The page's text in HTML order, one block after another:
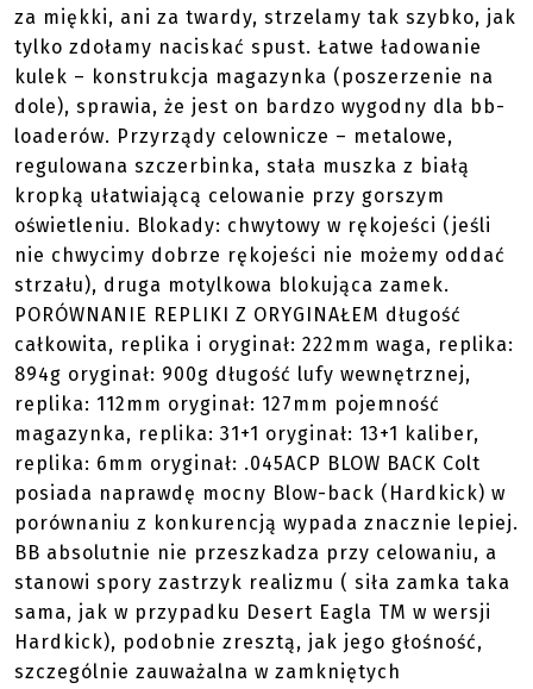
za miękki, ani za twardy, strzelamy tak szybko, jak
tylko zdołamy naciskać spust. Łatwe ładowanie
kulek – konstrukcja magazynka (poszerzenie na
dole), sprawia, że jest on bardzo wygodny dla bb-
loaderów. Przyrządy celownicze – metalowe,
regulowana szczerbinka, stała muszka z białą
kropką ułatwiającą celowanie przy gorszym
oświetleniu. Blokady: chwytowy w rękojeści (jeśli
nie chwycimy dobrze rękojeści nie możemy oddać
strzału), druga motylkowa blokująca zamek.
PORÓWNANIE REPLIKI Z ORYGINAŁEM długość
całkowita, replika i oryginał: 222mm waga, replika:
894g oryginał: 900g długość lufy wewnętrznej,
replika: 112mm oryginał: 127mm pojemność
magazynka, replika: 31+1 oryginał: 13+1 kaliber,
replika: 6mm oryginał: .045ACP BLOW BACK Colt
posiada naprawdę mocny Blow-back (Hardkick) w
porównaniu z konkurencją wypada znacznie lepiej.
BB absolutnie nie przeszkadza przy celowaniu, a
stanowi spory zastrzyk realizmu ( siła zamka taka
sama, jak w przypadku Desert Eagla TM w wersji
Hardkick), podobnie zresztą, jak jego głośność,
szczególnie zauważalna w zamkniętych